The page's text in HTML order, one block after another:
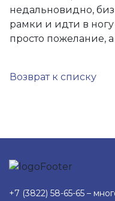
недальновидно,
рамки и идти в
просто пожелание,
Возврат к списку
+7 (3822) 58-65-65 –